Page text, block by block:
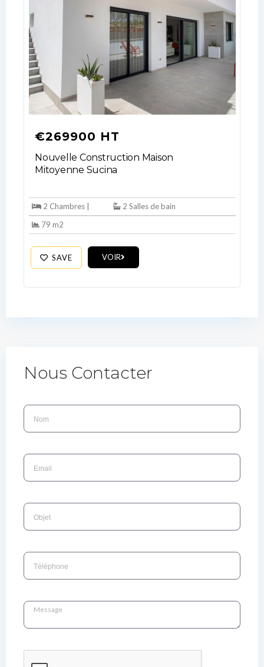
€269900 HT
Nouvelle Construction Maison
Mitoyenne Sucina
2 Chambres |
2 Salles de bain
79 m2
SAVE VOIR
Nous Contacter